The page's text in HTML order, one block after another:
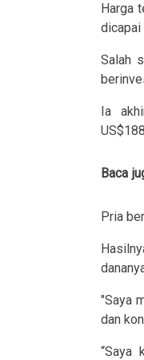
Harga
dicapai
Salah
Ia
Baca
Pria
"Saya
dan
“Saya